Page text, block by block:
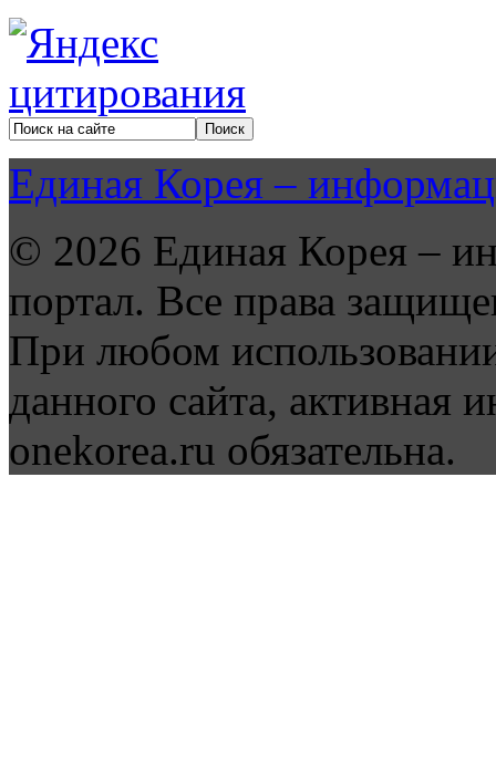
Единая Корея –
© 2026 Единая Корея –
портал. Все права
При любом
данного сайта, активная
onekorea.ru обязательна.